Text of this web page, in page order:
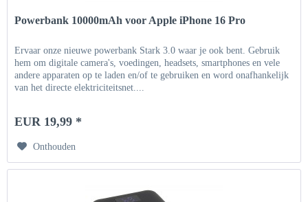
Powerbank 10000mAh voor Apple iPhone 16 Pro
Ervaar onze nieuwe powerbank Stark 3.0 waar je ook bent. Gebruik
hem om digitale camera's, voedingen, headsets, smartphones en vele
andere apparaten op te laden en/of te gebruiken en word onafhankelijk
van het directe elektriciteitsnet....
EUR 19,99 *
Onthouden